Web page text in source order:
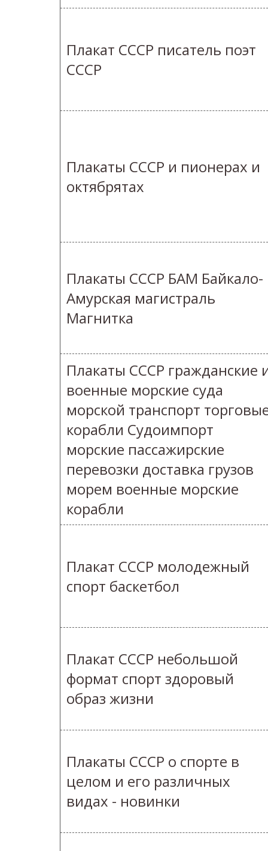
Плакат СССР писатель поэт
СССР
Плакаты СССР и пионерах и
октябрятах
Плакаты СССР БАМ Байкало-
Амурская магистраль
Магнитка
Плакаты СССР гражданские
военные морские суда
морской транспорт
корабли Судоимпорт
морские пассажирские
перевозки доставка грузов
морем военные морские
корабли
Плакат СССР молодежный
спорт баскетбол
Плакат СССР небольшой
формат спорт здоровый
образ жизни
Плакаты СССР о спорте в
целом и его различных
видах - новинки